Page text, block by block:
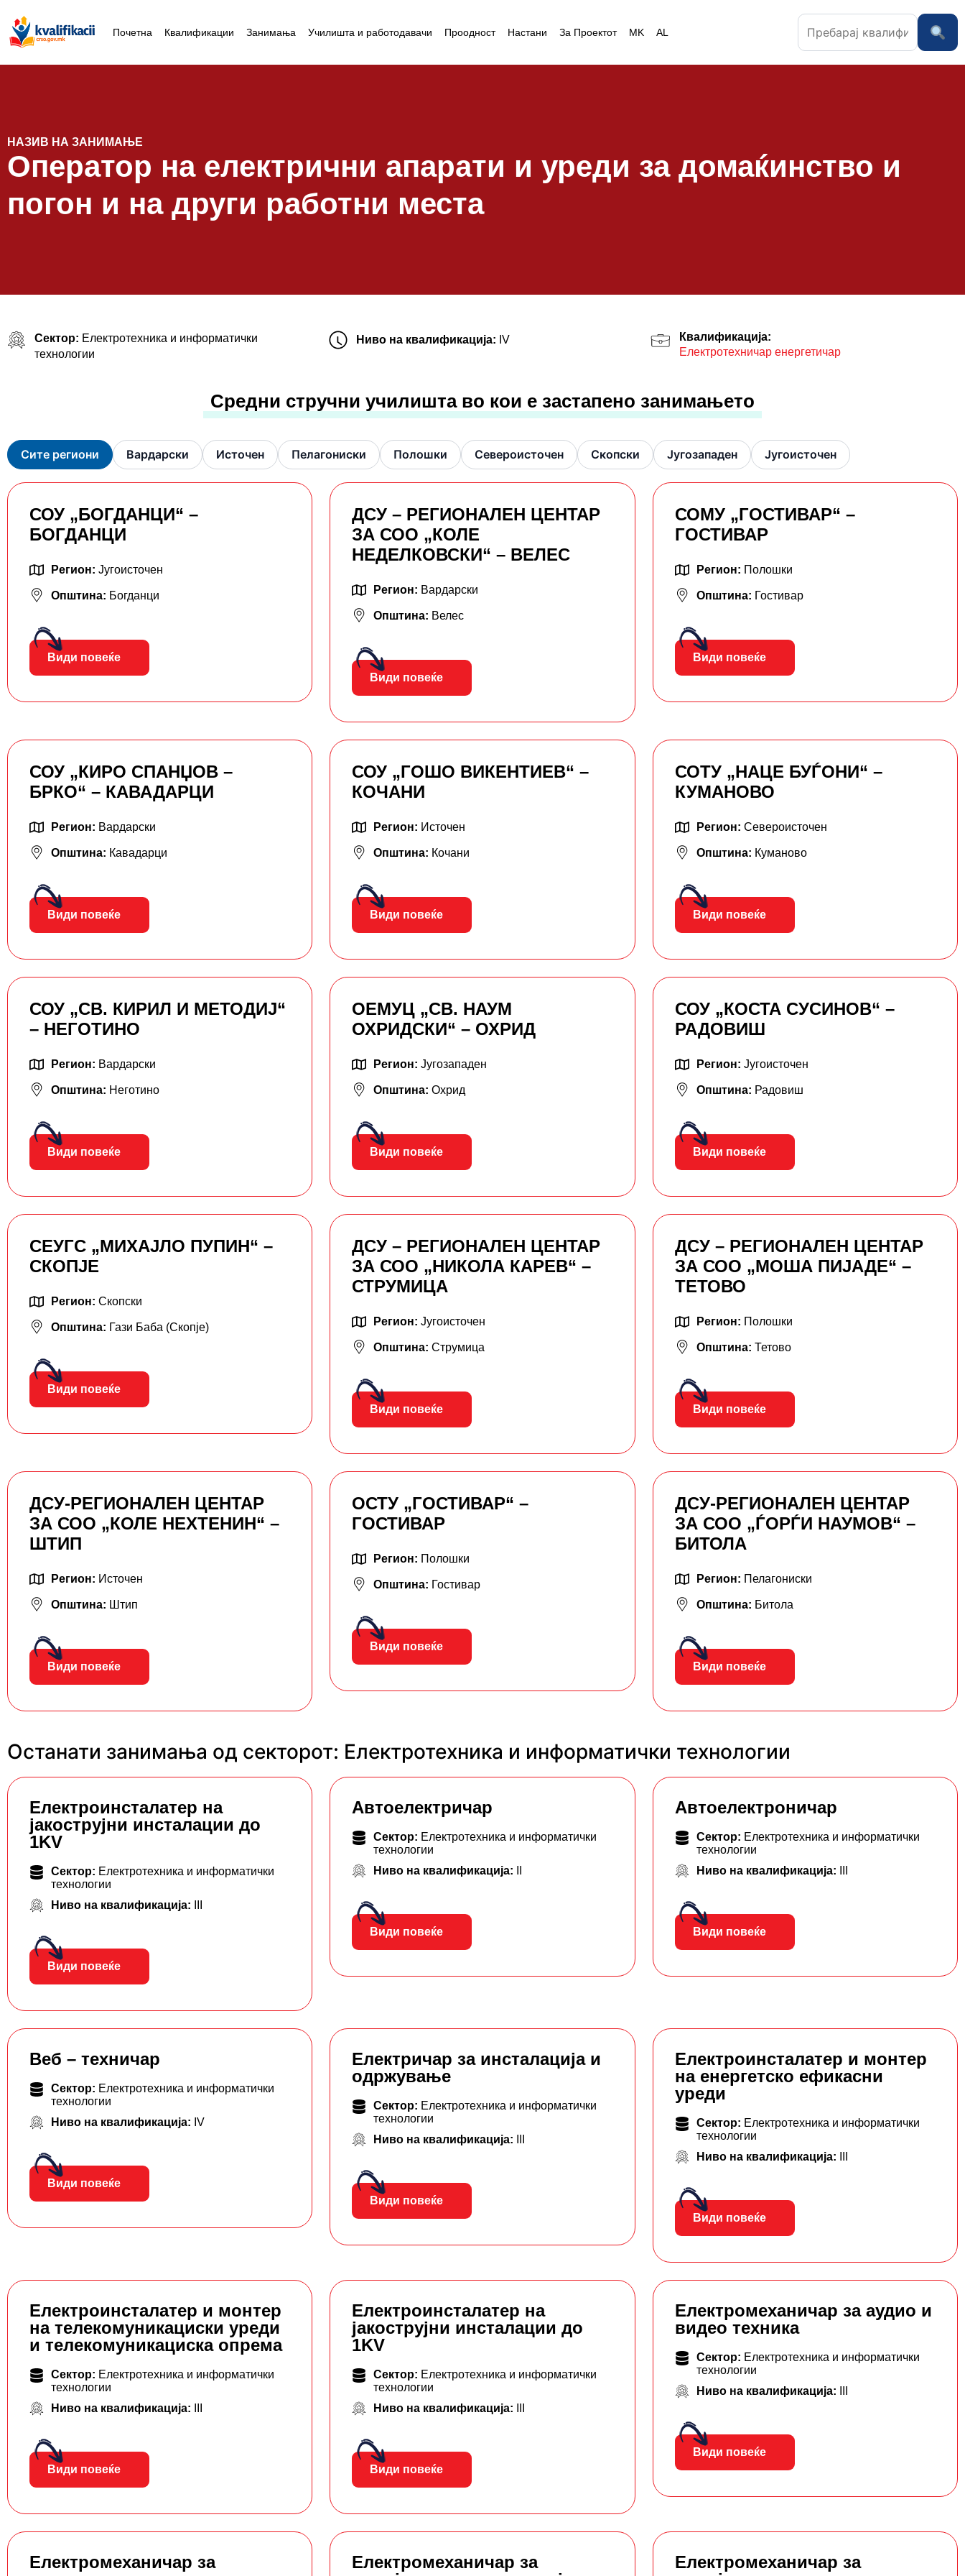
Почетна Квалификации Занимања Училишта и работодавачи Проодност Настани За Проектот MK AL
НАЗИВ НА ЗАНИМАЊЕ
Оператор на електрични апарати и уреди за домаќинство и
погон и на други работни места
Сектор: Електротехника и информатички
технологии
Ниво на квалификација: IV
Квалификација:
Електротехничар енергетичар
Средни стручни училишта во кои е застапено занимањето
Сите региони Вардарски Источен Пелагониски Полошки Североисточен Скопски Југозападен Југоисточен
СОУ „БОГДАНЦИ“ –
БОГДАНЦИ
Регион: Југоисточен
Општина: Богданци
Види повеќе
ДСУ – РЕГИОНАЛЕН ЦЕНТАР
ЗА СОО „КОЛЕ
НЕДЕЛКОВСКИ“ – ВЕЛЕС
Регион: Вардарски
Општина: Велес
Види повеќе
СОМУ „ГОСТИВАР“ –
ГОСТИВАР
Регион: Полошки
Општина: Гостивар
Види повеќе
СОУ „КИРО СПАНЏОВ –
БРКО“ – КАВАДАРЦИ
Регион: Вардарски
Општина: Кавадарци
Види повеќе
СОУ „ГОШО ВИКЕНТИЕВ“ –
КОЧАНИ
Регион: Источен
Општина: Кочани
Види повеќе
СОТУ „НАЦЕ БУЃОНИ“ –
КУМАНОВО
Регион: Североисточен
Општина: Куманово
Види повеќе
СОУ „СВ. КИРИЛ И МЕТОДИЈ“
– НЕГОТИНО
Регион: Вардарски
Општина: Неготино
Види повеќе
ОЕМУЦ „СВ. НАУМ
ОХРИДСКИ“ – ОХРИД
Регион:Југозападен
Општина:Охрид
Види повеќе
СОУ „КОСТА СУСИНОВ“ –
РАДОВИШ
Регион: Југоисточен
Општина: Радовиш
Види повеќе
СЕУГС „МИХАЈЛО ПУПИН“ –
СКОПЈЕ
Регион: Скопски
Општина: Гази Баба (Скопје)
Види повеќе
ДСУ – РЕГИОНАЛЕН ЦЕНТАР
ЗА СОО „НИКОЛА КАРЕВ“ –
СТРУМИЦА
Регион:Југоисточен
Општина:Струмица
Види повеќе
ДСУ – РЕГИОНАЛЕН ЦЕНТАР
ЗА СОО „МОША ПИЈАДЕ“ –
ТЕТОВО
Регион: Полошки
Општина: Тетово
Види повеќе
ДСУ-РЕГИОНАЛЕН ЦЕНТАР
ЗА СОО „КОЛЕ НЕХТЕНИН“ –
ШТИП
Регион: Источен
Општина: Штип
Види повеќе
ОСТУ „ГОСТИВАР“ –
ГОСТИВАР
Регион: Полошки
Општина: Гостивар
Види повеќе
ДСУ-РЕГИОНАЛЕН ЦЕНТАР
ЗА СОО „ЃОРЃИ НАУМОВ“ –
БИТОЛА
Регион: Пелагониски
Општина: Битола
Види повеќе
Останати занимања од секторот: Електротехника и информатички технологии
Eлектроинсталатер на
јакострујни инсталации до
1KV
Сектор: Електротехника и информатички
технологии
Ниво на квалификација:
Види повеќе
Автоелектричар
Сектор: Електротехника и информатички
технологии
Ниво на квалификација:
Види повеќе
Автоелектроничар
Сектор: Електротехника и информатички
технологии
Ниво на квалификација:
Види повеќе
Веб – техничар
Сектор: Електротехника и информатички
технологии
Ниво на квалификација: IV
Види повеќе
Електричар за инсталација и
одржување
Сектор: Електротехника и информатички
технологии
Ниво на квалификација:
Види повеќе
Електроинсталатер и монтер
на енергетско ефикасни
уреди
Сектор: Електротехника и информатички
технологии
Ниво на квалификација:
Види повеќе
Електроинсталатер и монтер
на телекомуникациски уреди
и телекомуникациска опрема
Сектор: Електротехника и информатички
технологии
Ниво на квалификација:
Види повеќе
Електроинсталатер на
јакострујни инсталации до
1KV
Сектор: Електротехника и информатички
технологии
Ниво на квалификација:
Види повеќе
Електромеханичар за аудио и
видео техника
Сектор: Електротехника и информатички
технологии
Ниво на квалификација:
Види повеќе
Електромеханичар за
Електромеханичар за
Електромеханичар за